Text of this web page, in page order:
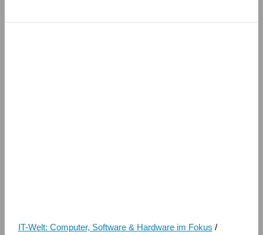
IT-Welt: Computer, Software & Hardware im Fokus /